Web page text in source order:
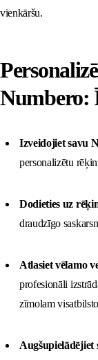
vienkāršu.
Numbero:
Izveidojiet savu
personalizētu
Dodieties uz
draudzīgo
Atlasiet vēlamo
profesionāli
zīmolam
Augšupielādējiet